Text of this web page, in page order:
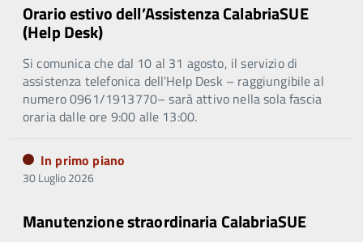
Orario estivo dell’Assistenza CalabriaSUE
(Help Desk)
Si comunica che dal 10 al 31 agosto, il servizio di
assistenza telefonica dell’Help Desk – raggiungibile al
numero 0961/1913770– sarà attivo nella sola fascia
oraria dalle ore 9:00 alle 13:00.
In primo piano
30 Luglio 2026
Manutenzione straordinaria CalabriaSUE